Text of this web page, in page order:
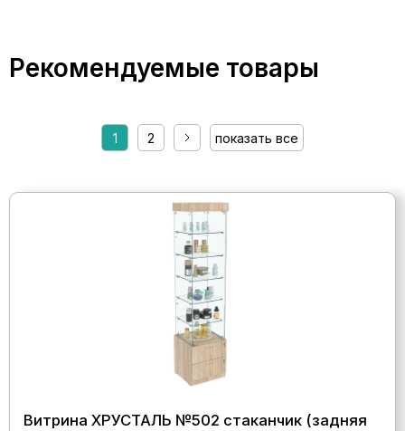
Рекомендуемые товары
1 2 показать все
Витрина ХРУСТАЛЬ №502 стаканчик (задняя